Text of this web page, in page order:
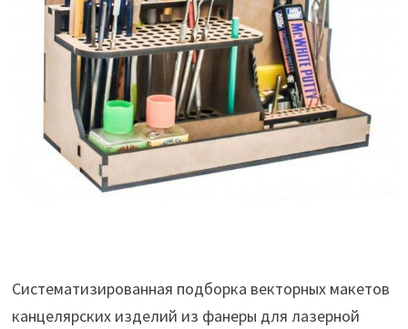
Систематизированная подборка векторных макетов
канцелярских изделий из фанеры для лазерной